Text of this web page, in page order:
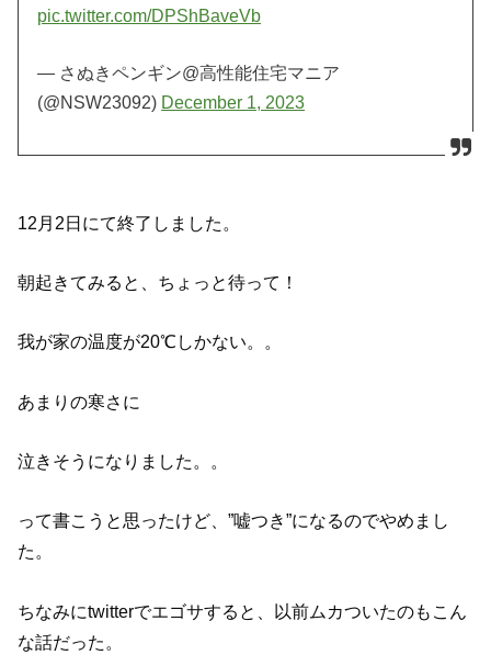
pic.twitter.com/DPShBaveVb
— さぬきペンギン@高性能住宅マニア
(@NSW23092) December 1, 2023
12月2日にて終了しました。
朝起きてみると、ちょっと待って！
我が家の温度が20℃しかない。。
あまりの寒さに
泣きそうになりました。。
って書こうと思ったけど、”嘘つき”になるのでやめまし
た。
ちなみにtwitterでエゴサすると、以前ムカついたのもこん
な話だった。